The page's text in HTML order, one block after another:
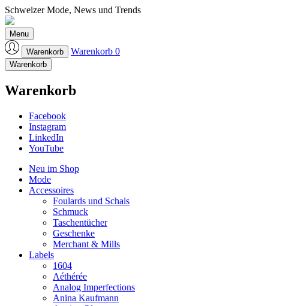
Schweizer Mode, News und Trends
Laufmeter-Shop
Menu
Warenkorb
Warenkorb 0
Warenkorb
Warenkorb
Facebook
Instagram
LinkedIn
YouTube
Neu im Shop
Mode
Accessoires
Foulards und Schals
Schmuck
Taschentücher
Geschenke
Merchant & Mills
Labels
1604
Aéthérée
Analog Imperfections
Anina Kaufmann